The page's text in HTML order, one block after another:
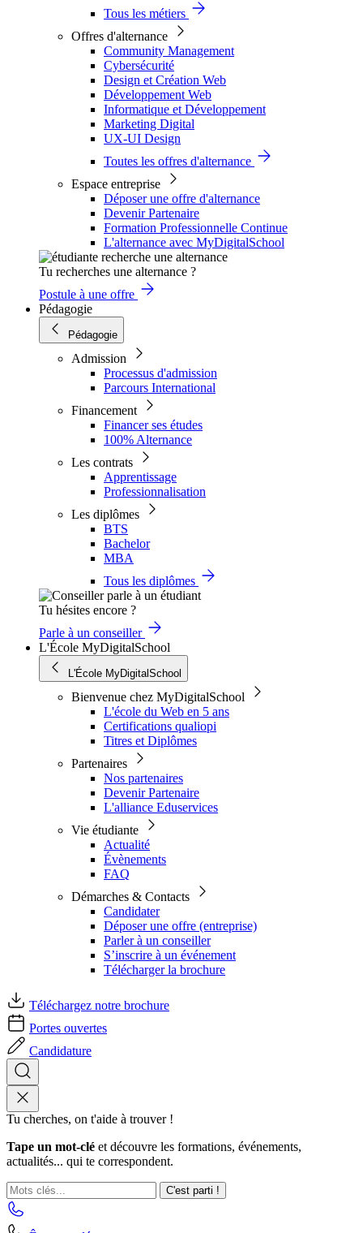
Tous les métiers
Offres d'alternance
Community Management
Cybersécurité
Design et Création Web
Développement Web
Informatique et Développement
Marketing Digital
UX-UI Design
Toutes les offres d'alternance
Espace entreprise
Déposer une offre d'alternance
Devenir Partenaire
Formation Professionnelle Continue
L'alternance avec MyDigitalSchool
Tu recherches une alternance ?
Postule à une offre
Pédagogie
Pédagogie
Admission
Processus d'admission
Parcours International
Financement
Financer ses études
100% Alternance
Les contrats
Apprentissage
Professionnalisation
Les diplômes
BTS
Bachelor
MBA
Tous les diplômes
Tu hésites encore ?
Parle à un conseiller
L'École MyDigitalSchool
L'École MyDigitalSchool
Bienvenue chez MyDigitalSchool
L'école du Web en 5 ans
Certifications qualiopi
Titres et Diplômes
Partenaires
Nos partenaires
Devenir Partenaire
L'alliance Eduservices
Vie étudiante
Actualité
Évènements
FAQ
Démarches & Contacts
Candidater
Déposer une offre (entreprise)
Parler à un conseiller
S’inscrire à un événement
Télécharger la brochure
Téléchargez notre brochure
Portes ouvertes
Candidature
Tu cherches, on t'aide à trouver !
Tape un mot-clé et découvre les formations, événements,
actualités... qui te correspondent.
C'est parti !